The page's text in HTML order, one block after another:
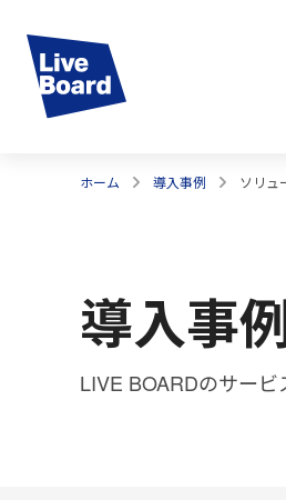
ホーム 導入事例 ソリュ
導入事
LIVE BOARDのサー